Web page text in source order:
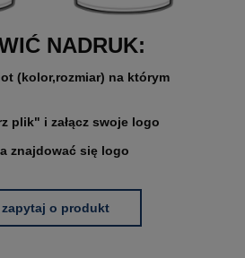
NADRUK:
(kolor,rozmiar) na którym
plik" i załącz swoje logo
znajdować się logo
zapytaj o produkt